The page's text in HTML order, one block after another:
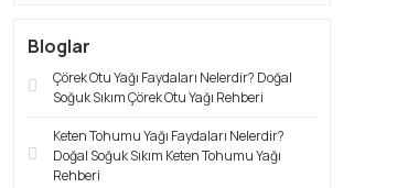
Bloglar
Çörek Otu Yağı Faydaları Nelerdir? Doğal
Soğuk Sıkım Çörek Otu Yağı Rehberi
Keten Tohumu Yağı Faydaları Nelerdir?
Doğal Soğuk Sıkım Keten Tohumu Yağı
Rehberi